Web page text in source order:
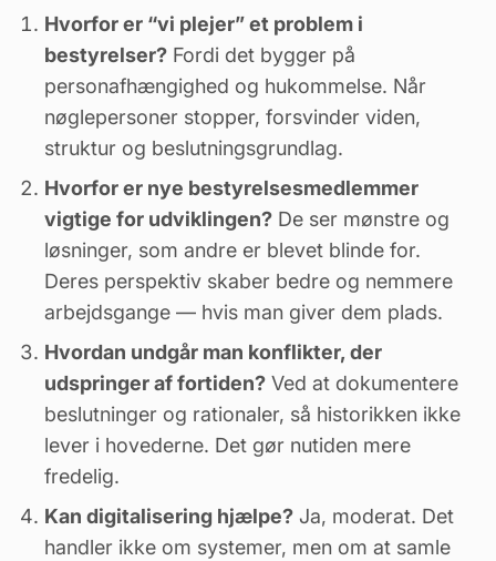
Hvorfor er “vi plejer” et problem i
bestyrelser? Fordi det bygger på
personafhængighed og hukommelse. Når
nøglepersoner stopper, forsvinder viden,
struktur og beslutningsgrundlag.
Hvorfor er nye bestyrelsesmedlemmer
vigtige for udviklingen? De ser mønstre og
løsninger, som andre er blevet blinde for.
Deres perspektiv skaber bedre og nemmere
arbejdsgange — hvis man giver dem plads.
Hvordan undgår man konflikter, der
udspringer af fortiden? Ved at dokumentere
beslutninger og rationaler, så historikken ikke
lever i hovederne. Det gør nutiden mere
fredelig.
Kan digitalisering hjælpe? Ja, moderat. Det
handler ikke om systemer, men om at samle